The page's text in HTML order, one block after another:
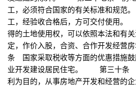
工，必须符合国家的有关标准和规
工，经验收合格后，方可交付使用
得的土地使用权，可以依照本法和有
定，作价入股，合资、合作开发经
条 国家采取税收等方面的优惠措施
业开发建设居民住宅。 第三十条
利为目的，从事房地产开发和经营的